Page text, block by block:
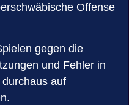
Offense
gegen die
und Fehler in
auf